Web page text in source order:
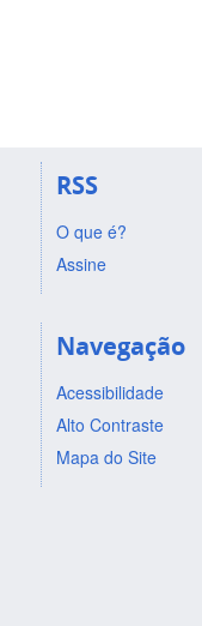
RSS
O que é?
Assine
Navegação
Acessibilidade
Alto Contraste
Mapa do Site